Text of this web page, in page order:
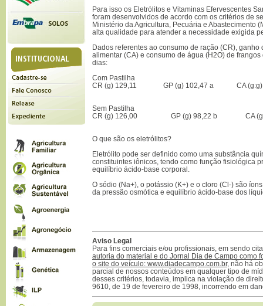
Para isso os Eletrólitos e Vitaminas Efervescentes
foram desenvolvidos de acordo com os critérios de
Ministério da Agricultura, Pecuária e Abastecimento
alta qualidade para atender a necessidade exigida
Dados referentes ao consumo de ração (CR), ganho
alimentar (CA) e consumo de água (H2O) de
dias:
Com Pastilha
CR (g) 129,11 GP (g) 102,47 a CA (g:g)
Sem Pastilha
CR (g) 126,00 GP (g) 98,22 b CA (g:g)
O que são os eletrólitos?
Eletrólito pode ser definido como uma substância
constituintes iônicos, tendo como função fisiológica
equilíbrio ácido-base corporal.
O sódio (Na+), o potássio (K+) e o cloro (Cl-) são
da pressão osmótica e equilíbrio ácido-base dos
Aviso Legal
Para fins comerciais e/ou profissionais, em sendo
autoria do material e do Jornal Dia de Campo como
o site do veículo: www.diadecampo.com.br, não há
parcial de nossos conteúdos em qualquer tipo de
desses critérios, todavia, implica na violação de
9610, de 19 de fevereiro de 1998, incorrendo em